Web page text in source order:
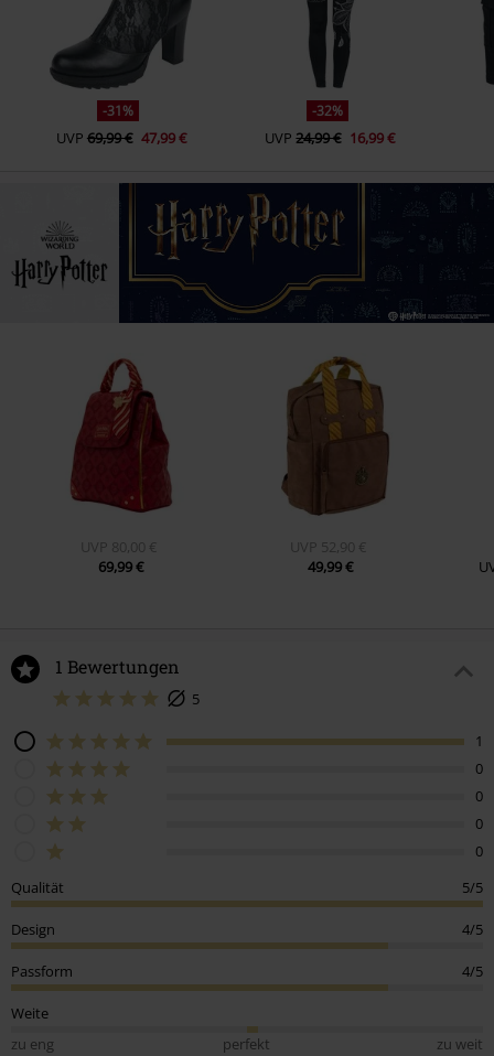
-31%
UVP 69,99 € 47,99 €
-32%
UVP 24,99 € 16,99 €
UVP 80,00 €
69,99 €
UVP 52,90 €
49,99 €
1 Bewertungen
5
1
0
0
0
0
Qualität
5/5
Design 4/5
Passform 4/5
Weite
zu eng
perfekt
zu weit